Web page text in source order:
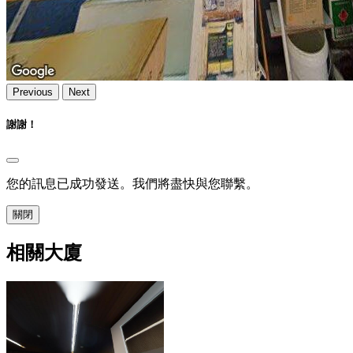
Previous Next
謝謝！
您的訊息已成功發送。我們將盡快與您聯繫。
關閉
相關大廈